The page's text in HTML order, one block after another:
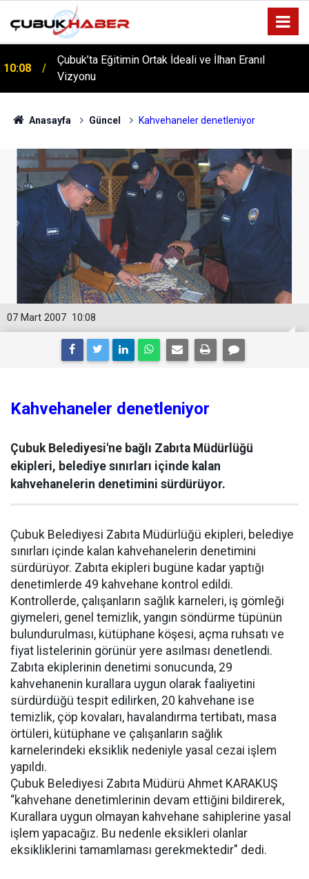
Çubuk’ta Eğitimin Ortak İdeali ve İlhan Eranıl
Vizyonu
12:06
ÇUBUK’TA ‘YAZA MERHABA’ COŞKUSU: Kursiyerler
Gönüllerince Eğlendi!
Anasayfa Güncel Kahvehaneler denetleniyor
10:08
07 Mart 2007
Kahvehaneler denetleniyor
Çubuk Belediyesi'ne bağlı Zabıta Müdürlüğü
ekipleri, belediye sınırları içinde kalan
kahvehanelerin denetimini sürdürüyor.
Çubuk Belediyesi Zabıta Müdürlüğü ekipleri, belediye
sınırları içinde kalan kahvehanelerin denetimini
sürdürüyor. Zabıta ekipleri bugüne kadar yaptığı
denetimlerde 49 kahvehane kontrol edildi.
Kontrollerde, çalışanların sağlık karneleri, iş gömleği
giymeleri, genel temizlik, yangın söndürme tüpünün
bulundurulması, kütüphane köşesi, açma ruhsatı ve
fiyat listelerinin görünür yere asılması denetlendi.
Zabıta ekiplerinin denetimi sonucunda, 29
kahvehanenin kurallara uygun olarak faaliyetini
sürdürdüğü tespit edilirken, 20 kahvehane ise
temizlik, çöp kovaları, havalandırma tertibatı, masa
örtüleri, kütüphane ve çalışanların sağlık
karnelerindeki eksiklik nedeniyle yasal cezai işlem
yapıldı.
Çubuk Belediyesi Zabıta Müdürü Ahmet KARAKUŞ
“kahvehane denetimlerinin devam ettiğini bildirerek,
Kurallara uygun olmayan kahvehane sahiplerine yasal
işlem yapacağız. Bu nedenle eksikleri olanlar
eksikliklerini tamamlaması gerekmektedir" dedi.